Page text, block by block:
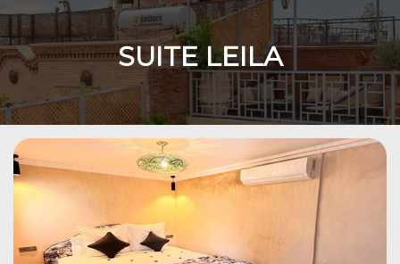
SUITE LEILA